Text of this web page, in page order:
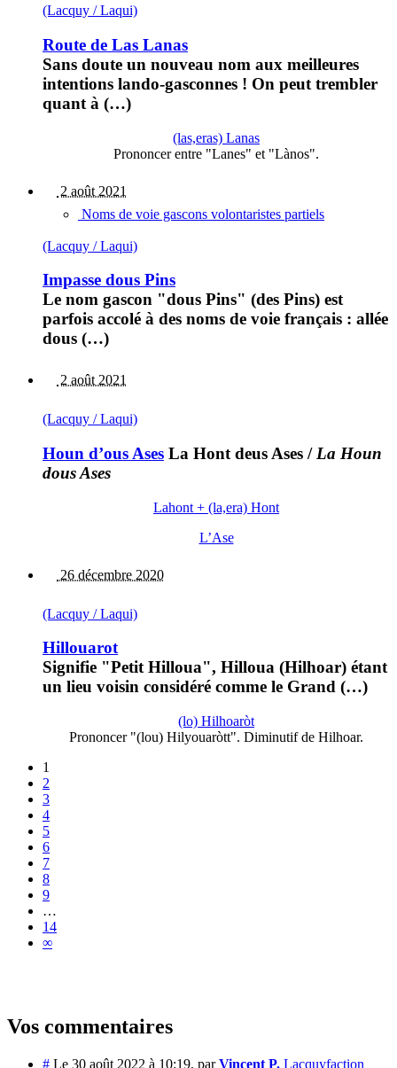
(Lacquy / Laqui)
Route de Las Lanas
Sans doute un nouveau nom aux meilleures
intentions lando-gasconnes ! On peut trembler
quant à (…)
(las,eras) Lanas
Prononcer entre "Lanes" et "Lànos".
2 août 2021
Noms de voie gascons volontaristes partiels
(Lacquy / Laqui)
Impasse dous Pins
Le nom gascon "dous Pins" (des Pins) est
parfois accolé à des noms de voie français : allée
dous (…)
2 août 2021
(Lacquy / Laqui)
Houn d’ous Ases La Hont deus Ases / La Houn
dous Ases
Lahont + (la,era) Hont
L’Ase
26 décembre 2020
(Lacquy / Laqui)
Hillouarot
Signifie "Petit Hilloua", Hilloua (Hilhoar) étant
un lieu voisin considéré comme le Grand (…)
(lo) Hilhoaròt
Prononcer "(lou) Hilyouaròtt". Diminutif de Hilhoar.
1
2
3
4
5
6
7
8
9
…
14
∞
Vos commentaires
# Le 30 août 2022 à 10:19, parVincent P. Lacquyfaction